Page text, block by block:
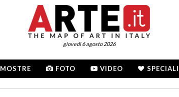
giovedì 6 agosto 2026
MOSTRE FOTO VIDEO SPECIALI